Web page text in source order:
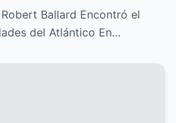
Ballard Encontró el
del Atlántico En…